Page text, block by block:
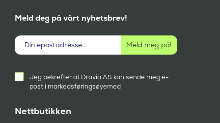
Nettbutikken
Meld deg på vårt nyhetsbrev!
samtykke
k
Jeg bekrefter at Dravia AS kan sende meg e-
post i markedsføringsøyemed